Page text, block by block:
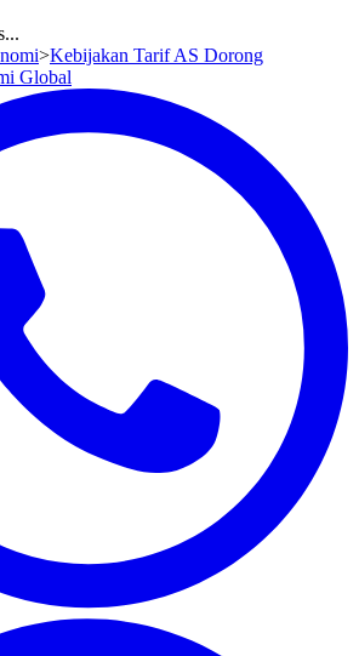
>Kebijakan Tarif AS Dorong
Global